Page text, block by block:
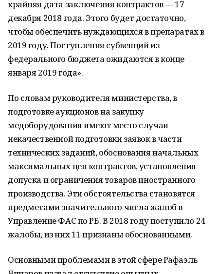
крайняя дата заключения контрактов — 17
декабря 2018 года. Этого будет достаточно,
чтобы обеспечить нуждающихся в препаратах в
2019 году. Поступления субвенций из
федерального бюджета ожидаются в конце
января 2019 года».
По словам руководителя министерства, в
подготовке аукционов на закупку
медоборудования имеют место случаи
некачественной подготовки заявок в части
технических заданий, обоснования начальных
максимальных цен контрактов, установления
допуска и ограничения товаров иностранного
производства. Эти обстоятельства становятся
предметами значительного числа жалоб в
Управление ФАС по РБ. В 2018 году поступило 24
жалобы, из них 11 признаны обоснованными.
Основными проблемами в этой сфере Рафаэль